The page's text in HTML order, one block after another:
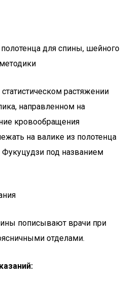
растяжении
направленном на
кровообращения
на валике из полотенца
под названием
пописывают врачи при
отделами.